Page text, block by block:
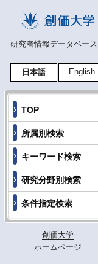
研究者情報データベース
日本語 English
TOP
所属別検索
キーワード検索
研究分野別検索
条件指定検索
創価大学
ホームページ